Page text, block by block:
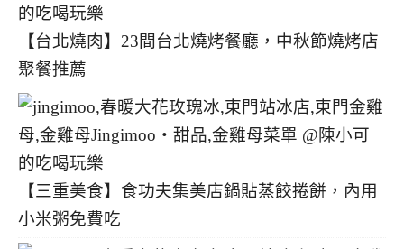
【台北燒肉】23間台北燒烤餐廳，中秋節燒烤店
聚餐推薦
【三重美食】食功夫集美店鍋貼蒸餃捲餅，內用
小米粥免費吃